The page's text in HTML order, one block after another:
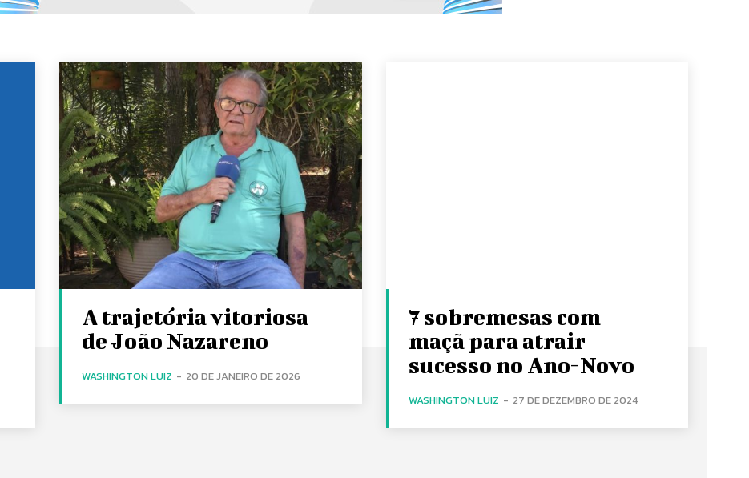
A trajetória vitoriosa
de João Nazareno
WASHINGTON LUIZ - 20 DE JANEIRO DE 2026
7 sobremesas com
maçã para atrair
sucesso no Ano-Novo
WASHINGTON LUIZ - 27 DE DEZEMBRO DE 2024